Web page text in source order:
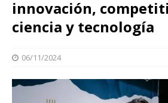
innovación,
ciencia y tecnología
06/11/2024